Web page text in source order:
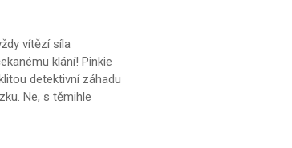
vítězí síla
klání! Pinkie
detektivní záhadu
Ne, s těmihle